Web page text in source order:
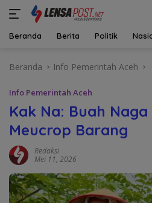
Beranda Berita Politik
Beranda Info Pemerintah Aceh
Info Pemerintah Aceh
Kak Na: Buah
Meucrop Barang
Redaksi
Mei 11, 2026